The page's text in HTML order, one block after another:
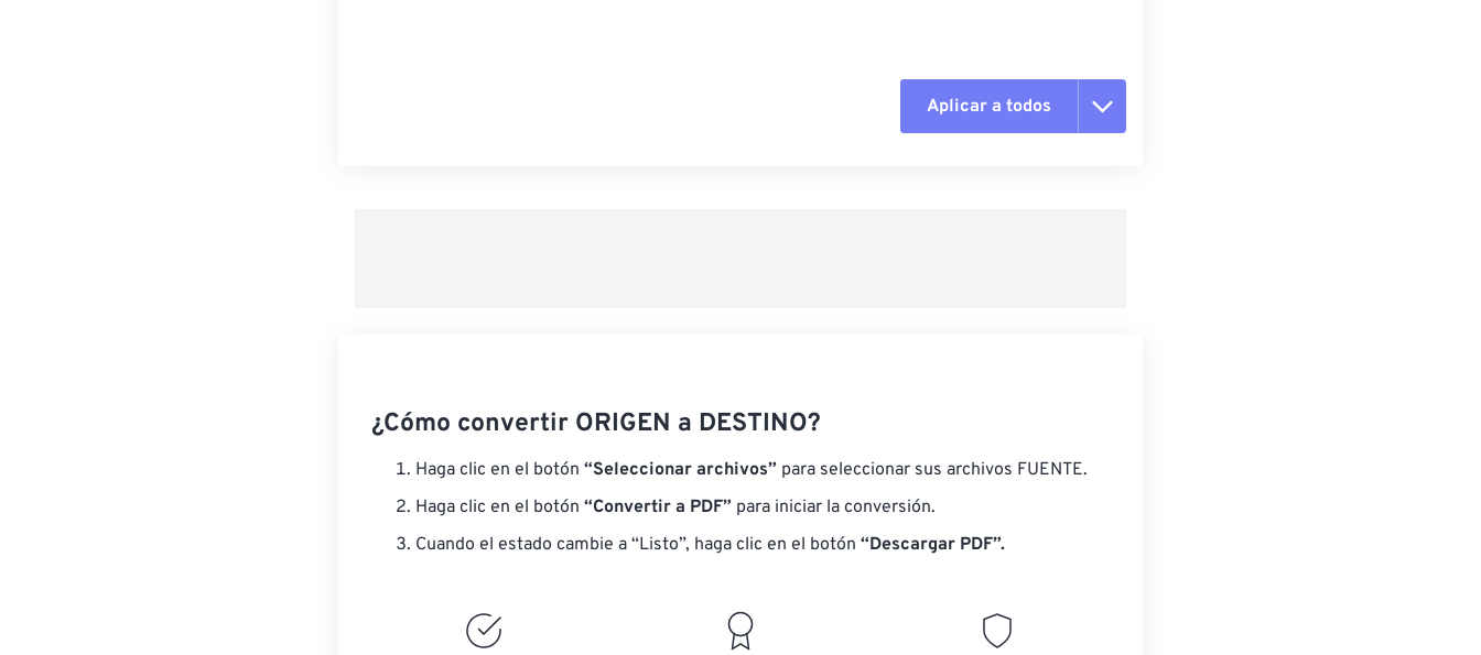
Aplicar a todos
¿Cómo convertir ORIGEN a DESTINO?
Haga clic en el botón “Seleccionar archivos” para seleccionar sus archivos FUENTE.
Haga clic en el botón “Convertir a PDF” para iniciar la conversión.
Cuando el estado cambie a “Listo”, haga clic en el botón “Descargar PDF”.